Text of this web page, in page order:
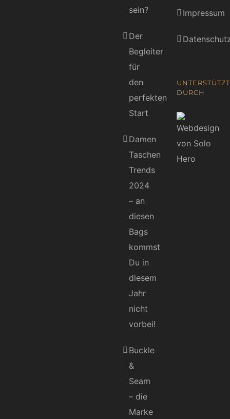
sein?
Der
Begleiter
für
den
perfekten
Start
Damen
Taschen
Trends
2024
– an
diesen
Bags
kommst
Du in
diesem
Jahr
nicht
vorbei!
Buckle
&
Seam
– die
Marke
Impressum
UNTERSTÜTZT
DURCH